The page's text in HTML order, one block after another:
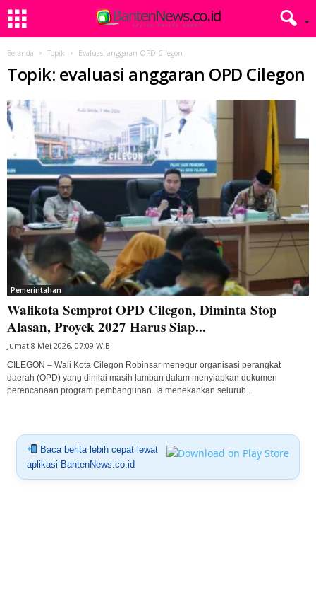
Beranda Topik Evaluasi anggaran OPD Cilegon
Topik: evaluasi anggaran OPD Cilegon
Pemerintahan
Walikota Semprot OPD Cilegon, Diminta Stop
Alasan, Proyek 2027 Harus Siap...
Jumat 8 Mei 2026, 07:09 WIB
CILEGON – Wali Kota Cilegon Robinsar menegur organisasi perangkat
daerah (OPD) yang dinilai masih lamban dalam menyiapkan dokumen
perencanaan program pembangunan. Ia menekankan seluruh...
Baca berita lebih cepat lewat
aplikasi BantenNews.co.id